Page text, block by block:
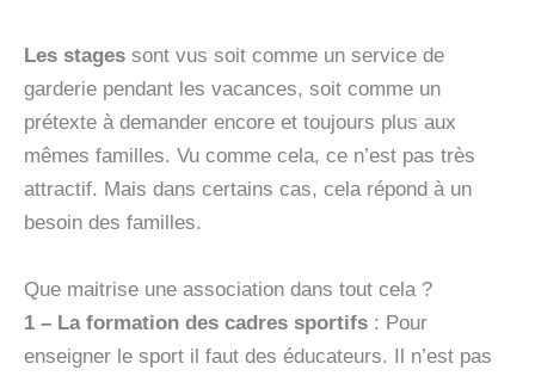
Les stages sont vus soit comme un service de
garderie pendant les vacances, soit comme un
prétexte à demander encore et toujours plus aux
mêmes familles. Vu comme cela, ce n’est pas très
attractif. Mais dans certains cas, cela répond à un
besoin des familles.
Que maitrise une association dans tout cela ?
1 – La formation des cadres sportifs : Pour
enseigner le sport il faut des éducateurs. Il n’est pas